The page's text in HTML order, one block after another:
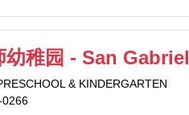
幼稚园 - San Gabriel
& KINDERGARTEN